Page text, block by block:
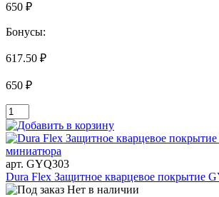
650 ₽
Бонусы:
617.50 ₽
650 ₽
арт. GYQ303
Dura Flex Защитное кварцевое покрытие
Нет в наличии